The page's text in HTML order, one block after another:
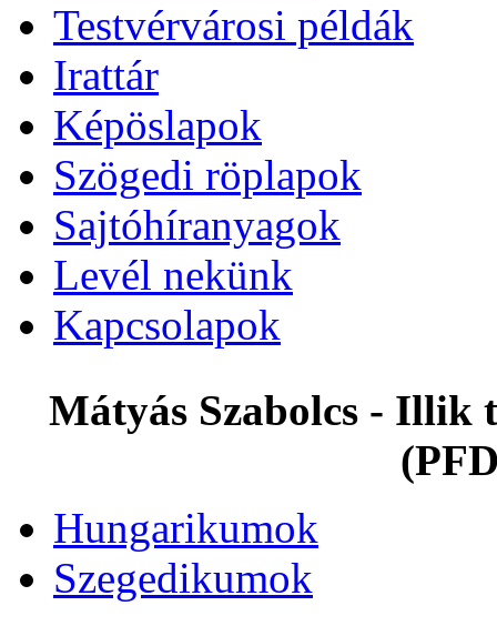
Testvérvárosi példák
Irattár
Képöslapok
Szögedi röplapok
Sajtóhíranyagok
Levél nekünk
Kapcsolapok
Mátyás Szabolcs - Illik
Hungarikumok
Szegedikumok